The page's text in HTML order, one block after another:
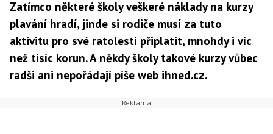
Zatímco některé školy veškeré náklady na kurzy
plavání hradí, jinde si rodiče musí za tuto
aktivitu pro své ratolesti připlatit, mnohdy i víc
než tisíc korun. A někdy školy takové kurzy vůbec
radši ani nepořádají píše web ihned.cz.